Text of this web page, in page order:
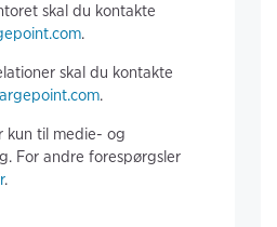
skal du kontakte
.
skal du kontakte
.
kun til medie- og
For andre forespørgsler
.